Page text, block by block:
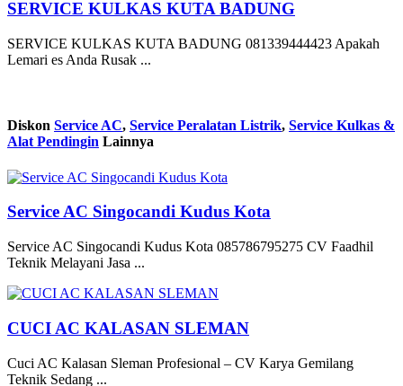
SERVICE KULKAS KUTA BADUNG
SERVICE KULKAS KUTA BADUNG 081339444423 Apakah
Lemari es Anda Rusak ...
Diskon Service AC, Service Peralatan Listrik, Service Kulkas &
Alat Pendingin Lainnya
Service AC Singocandi Kudus Kota
Service AC Singocandi Kudus Kota 085786795275 CV Faadhil
Teknik Melayani Jasa ...
CUCI AC KALASAN SLEMAN
Cuci AC Kalasan Sleman Profesional – CV Karya Gemilang
Teknik Sedang ...